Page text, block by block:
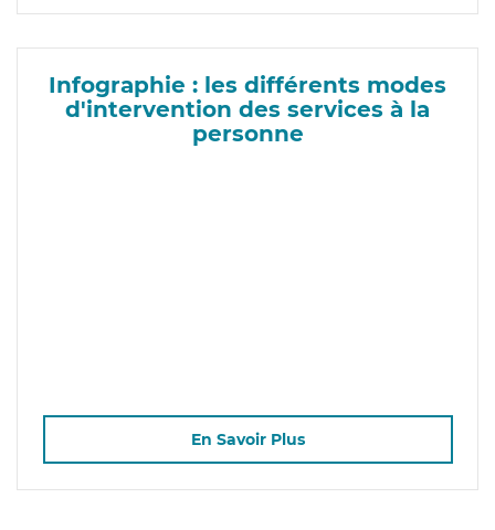
Infographie : les différents modes
d'intervention des services à la
personne
En Savoir Plus